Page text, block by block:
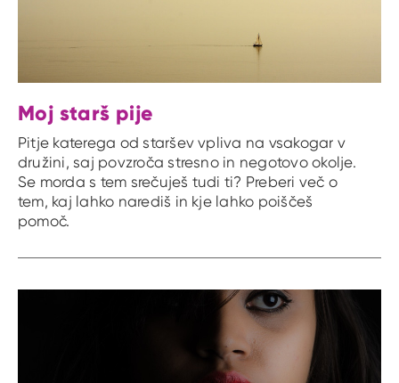
Moj starš pije
Pitje katerega od staršev vpliva na vsakogar v
družini, saj povzroča stresno in negotovo okolje.
Se morda s tem srečuješ tudi ti? Preberi več o
tem, kaj lahko narediš in kje lahko poiščeš
pomoč.